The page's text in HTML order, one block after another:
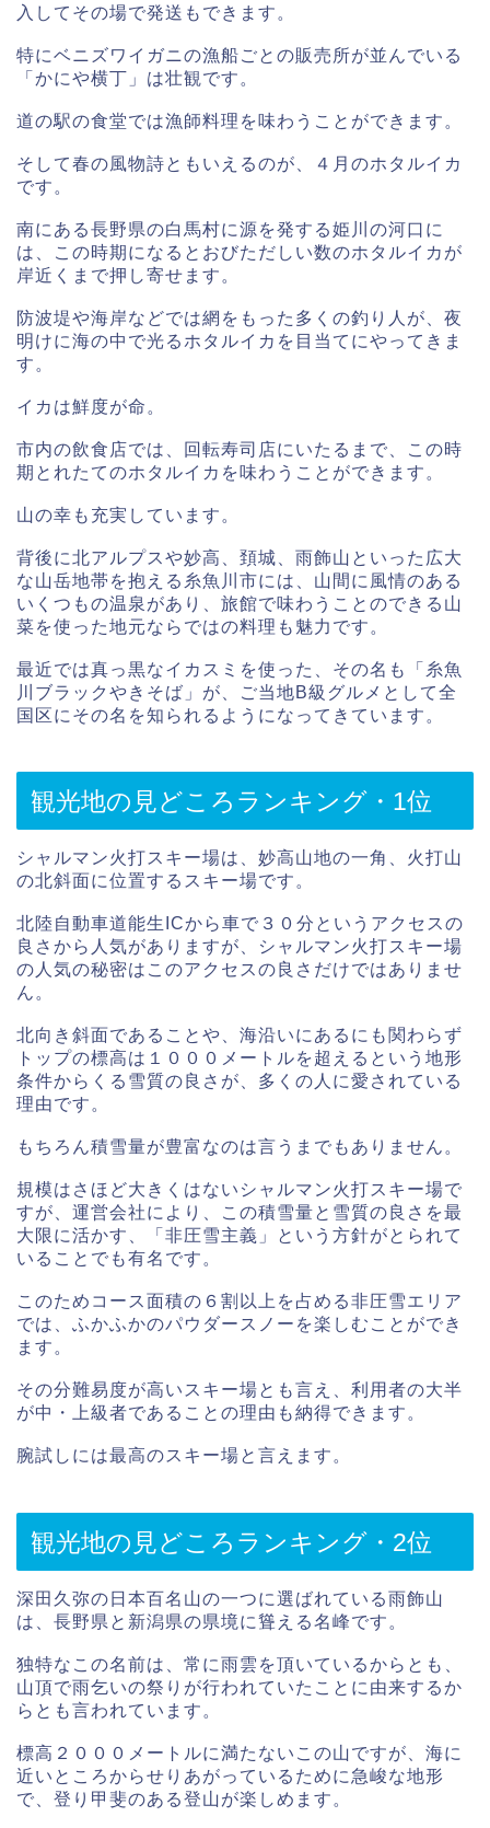
入してその場で発送もできます。
特にベニズワイガニの漁船ごとの販売所が並んでいる
「かにや横丁」は壮観です。
道の駅の食堂では漁師料理を味わうことができます。
そして春の風物詩ともいえるのが、４月のホタルイカ
です。
南にある長野県の白馬村に源を発する姫川の河口に
は、この時期になるとおびただしい数のホタルイカが
岸近くまで押し寄せます。
防波堤や海岸などでは網をもった多くの釣り人が、夜
明けに海の中で光るホタルイカを目当てにやってきま
す。
イカは鮮度が命。
市内の飲食店では、回転寿司店にいたるまで、この時
期とれたてのホタルイカを味わうことができます。
山の幸も充実しています。
背後に北アルプスや妙高、頚城、雨飾山といった広大
な山岳地帯を抱える糸魚川市には、山間に風情のある
いくつもの温泉があり、旅館で味わうことのできる山
菜を使った地元ならではの料理も魅力です。
最近では真っ黒なイカスミを使った、その名も「糸魚
川ブラックやきそば」が、ご当地B級グルメとして全
国区にその名を知られるようになってきています。
観光地の見どころランキング・1位
シャルマン火打スキー場は、妙高山地の一角、火打山
の北斜面に位置するスキー場です。
北陸自動車道能生ICから車で３０分というアクセスの
良さから人気がありますが、シャルマン火打スキー場
の人気の秘密はこのアクセスの良さだけではありませ
ん。
北向き斜面であることや、海沿いにあるにも関わらず
トップの標高は１０００メートルを超えるという地形
条件からくる雪質の良さが、多くの人に愛されている
理由です。
もちろん積雪量が豊富なのは言うまでもありません。
規模はさほど大きくはないシャルマン火打スキー場で
すが、運営会社により、この積雪量と雪質の良さを最
大限に活かす、「非圧雪主義」という方針がとられて
いることでも有名です。
このためコース面積の６割以上を占める非圧雪エリア
では、ふかふかのパウダースノーを楽しむことができ
ます。
その分難易度が高いスキー場とも言え、利用者の大半
が中・上級者であることの理由も納得できます。
腕試しには最高のスキー場と言えます。
観光地の見どころランキング・2位
深田久弥の日本百名山の一つに選ばれている雨飾山
は、長野県と新潟県の県境に聳える名峰です。
独特なこの名前は、常に雨雲を頂いているからとも、
山頂で雨乞いの祭りが行われていたことに由来するか
らとも言われています。
標高２０００メートルに満たないこの山ですが、海に
近いところからせりあがっているために急峻な地形
で、登り甲斐のある登山が楽しめます。